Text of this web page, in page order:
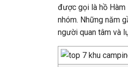
được gọi là hồ Hàm
nhóm. Những năm
người quan tâm và